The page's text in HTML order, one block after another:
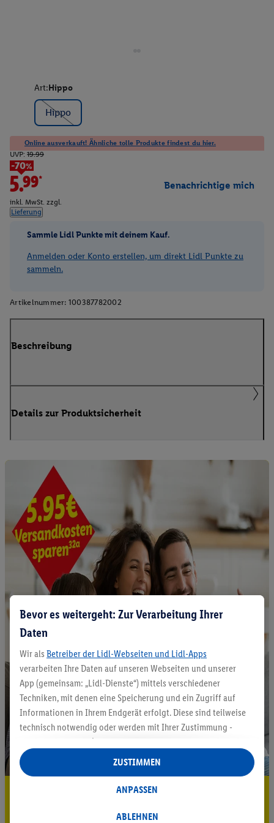
Art:Hippo
Hippo
Online ausverkauft! Ähnliche tolle Produkte findest du hier.
UVP: 19.99
-70%
5.99*
inkl. MwSt. zzgl.
Lieferung
Benachrichtige mich
Sammle Lidl Punkte mit deinem Kauf.
Anmelden oder Konto erstellen, um direkt Lidl Punkte zu
sammeln.
Artikelnummer: 100387782002
Beschreibung
Details zur Produktsicherheit
5.95 € Versand sparen³²ᵃ
Jetzt zum Newsletter anmelden
Bevor es weitergeht: Zur Verarbeitung Ihrer
Daten
Wir als Betreiber der Lidl-Webseiten und Lidl-Apps
verarbeiten Ihre Daten auf unseren Webseiten und unserer
App (gemeinsam: „Lidl-Dienste“) mittels verschiedener
Techniken, mit denen eine Speicherung und ein Zugriff auf
Informationen in Ihrem Endgerät erfolgt. Diese sind teilweise
technisch notwendig oder werden mit Ihrer Zustimmung -
auch durch Partner (u.a.
Verantwortliche; im Zusammenhang mit dem IAB TCF
insgesamt
Statistik-Erstellung oder für personalisierte Werbung
Datenverarbeitungen für personalisierte Werbung werden
ABLEHNEN
ANPASSEN
ZUSTIMMEN